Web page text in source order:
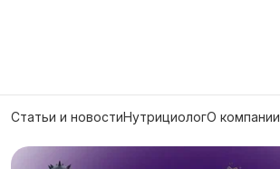
Статьи и новостиНутрициологО компании